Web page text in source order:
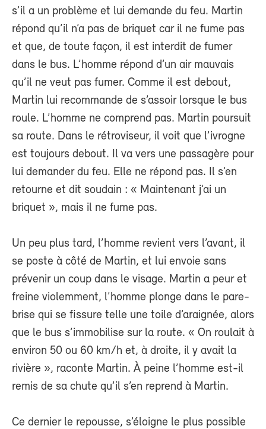
s’il a un problème et lui demande du feu. Martin
répond qu’il n’a pas de briquet car il ne fume pas
et que, de toute façon, il est interdit de fumer
dans le bus. L’homme répond d’un air mauvais
qu’il ne veut pas fumer. Comme il est debout,
Martin lui recommande de s’assoir lorsque le bus
roule. L’homme ne comprend pas. Martin poursuit
sa route. Dans le rétroviseur, il voit que l’ivrogne
est toujours debout. Il va vers une passagère pour
lui demander du feu. Elle ne répond pas. Il s’en
retourne et dit soudain : « Maintenant j’ai un
briquet », mais il ne fume pas.
Un peu plus tard, l’homme revient vers l’avant, il
se poste à côté de Martin, et lui envoie sans
prévenir un coup dans le visage. Martin a peur et
freine violemment, l’homme plonge dans le pare-
brise qui se fissure telle une toile d’araignée, alors
que le bus s’immobilise sur la route. « On roulait à
environ 50 ou 60 km/h et, à droite, il y avait la
rivière », raconte Martin. À peine l’homme est-il
remis de sa chute qu’il s’en reprend à Martin.
Ce dernier le repousse, s’éloigne le plus possible